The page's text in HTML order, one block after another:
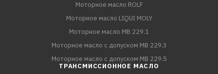
Моторное масло ROLF
Моторное масло LIQUI MOLY
Моторное масло MB 229.1
Моторное масло с допуском MB 229.3
Моторное масло с допуском MB 229.5
ТРАНСМИССИОННОЕ МАСЛО